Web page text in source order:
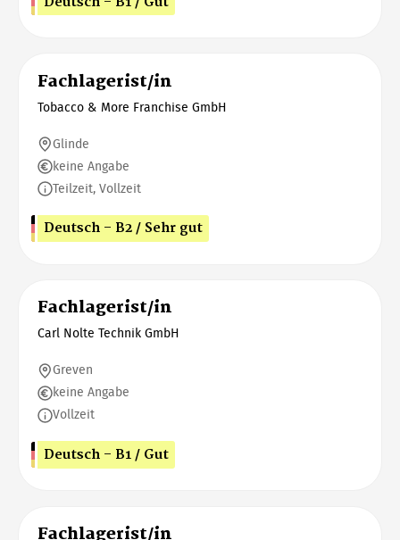
Fachlagerist/in
Tobacco & More Franchise GmbH
Glinde
keine Angabe
Teilzeit, Vollzeit
Deutsch - B2 / Sehr gut
Fachlagerist/in
Carl Nolte Technik GmbH
Greven
keine Angabe
Vollzeit
Deutsch - B1 / Gut
Fachlagerist/in